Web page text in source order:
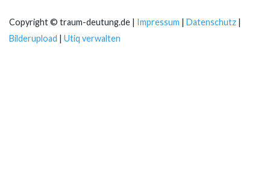
Copyright © traum-deutung.de | Impressum | Datenschutz |
Bilderupload | Utiq verwalten